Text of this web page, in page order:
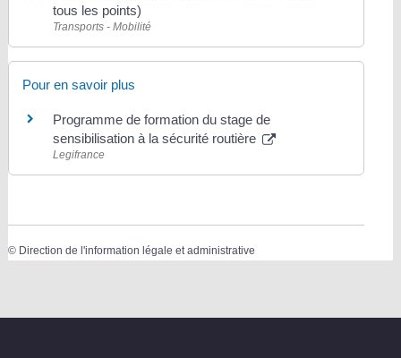
tous les points)
Transports - Mobilité
Pour en savoir plus
Programme de formation du stage de
sensibilisation à la sécurité routière
Legifrance
© Direction de l'information légale et administrative